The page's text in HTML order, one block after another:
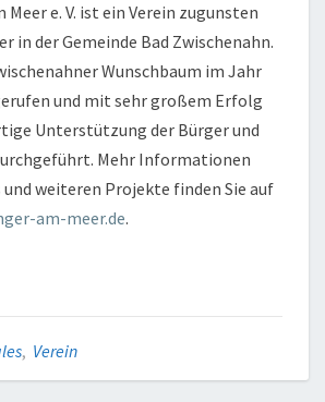
Meer e. V. ist ein Verein zugunsten
in der Gemeinde Bad Zwischenahn.
Wunschbaum im Jahr
und mit sehr großem Erfolg
Unterstützung der Bürger und
Mehr Informationen
und weiteren Projekte finden Sie auf
am-meer.de.
, Verein